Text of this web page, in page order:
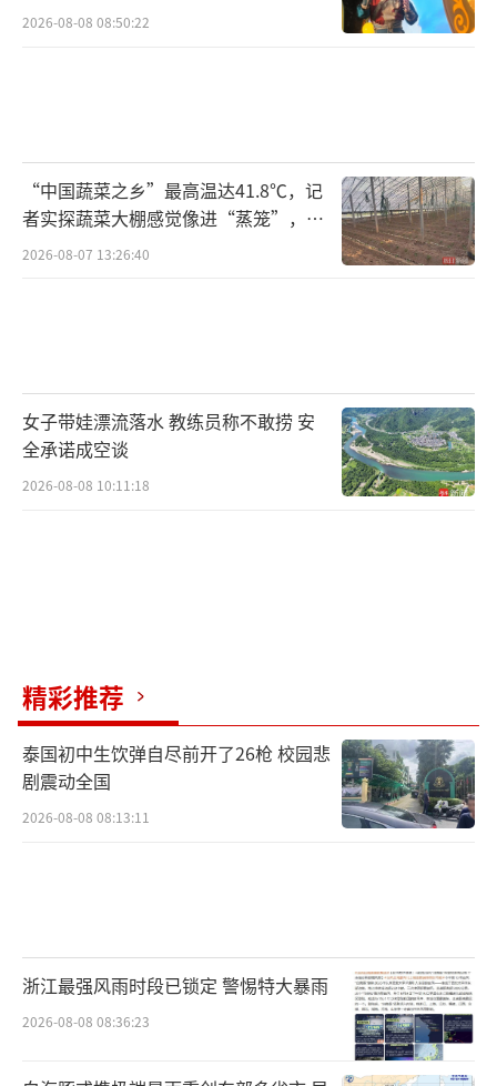
2026-08-08 08:50:22
“中国蔬菜之乡”最高温达41.8℃，记
者实探蔬菜大棚感觉像进“蒸笼”，有
村民称只能凌晨两点起来干活
2026-08-07 13:26:40
女子带娃漂流落水 教练员称不敢捞 安
全承诺成空谈
2026-08-08 10:11:18
精彩推荐
泰国初中生饮弹自尽前开了26枪 校园悲
剧震动全国
2026-08-08 08:13:11
浙江最强风雨时段已锁定 警惕特大暴雨
2026-08-08 08:36:23